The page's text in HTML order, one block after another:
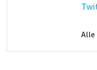
Alle